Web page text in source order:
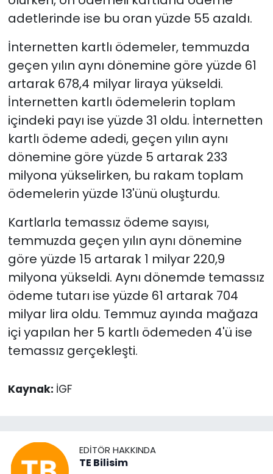
adetlerinde ise bu oran yüzde 55 azaldı.
İnternetten kartlı ödemeler, temmuzda
geçen yılın aynı dönemine göre yüzde 61
artarak 678,4 milyar liraya yükseldi.
İnternetten kartlı ödemelerin toplam
içindeki payı ise yüzde 31 oldu. İnternetten
kartlı ödeme adedi, geçen yılın aynı
dönemine göre yüzde 5 artarak 233
milyona yükselirken, bu rakam toplam
ödemelerin yüzde 13'ünü oluşturdu.
Kartlarla temassız ödeme sayısı,
temmuzda geçen yılın aynı dönemine
göre yüzde 15 artarak 1 milyar 220,9
milyona yükseldi. Aynı dönemde temassız
ödeme tutarı ise yüzde 61 artarak 704
milyar lira oldu. Temmuz ayında mağaza
içi yapılan her 5 kartlı ödemeden 4'ü ise
temassız gerçekleşti.
Kaynak: İGF
EDITÖR HAKKINDA
TE Bilisim